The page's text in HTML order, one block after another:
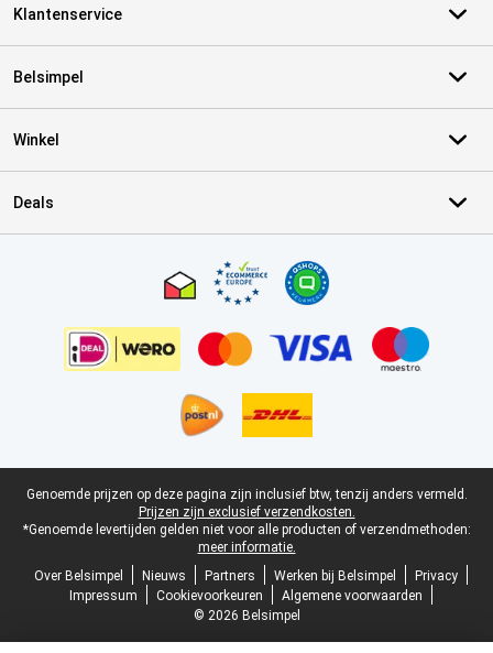
Klantenservice
Belsimpel
Winkel
Deals
Juridische voettekst
Genoemde prijzen op deze pagina zijn inclusief btw, tenzij anders vermeld.
Prijzen zijn exclusief verzendkosten.
*Genoemde levertijden gelden niet voor alle producten of verzendmethoden:
meer informatie.
Over Belsimpel
Nieuws Partners Werken bij Belsimpel
Privacy
Impressum
Cookievoorkeuren
Algemene voorwaarden
© 2026 Belsimpel